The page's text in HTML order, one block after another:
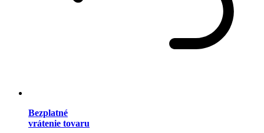
Bezplatné
vrátenie tovaru